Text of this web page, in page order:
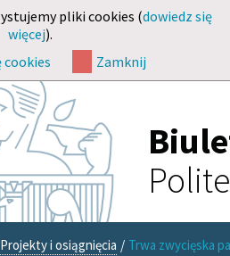
pliki cookies (dowiedz się
więcej).
cookies
Zamknij
Projekty i osiągnięcia / Trwa zwycięska